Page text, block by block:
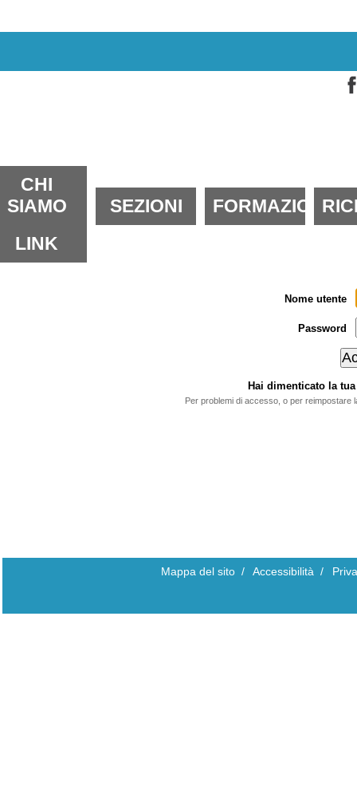
CHI
SIAMO
SEZIONI FORMAZIONE
LINK
Nome utente
Password
Hai dimenticato la
Per problemi di accesso, o per reimpostare
Mappa del sito / Accessibilità /